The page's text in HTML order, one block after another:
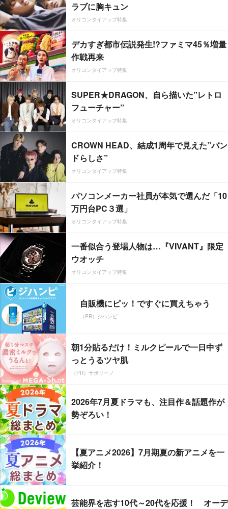
ラブに胸キュン
オリコンタイアップ特集
デカすぎ都市伝説発生!?ファミマ45％増量
作戦再来
オリコンタイアップ特集
SUPER★DRAGON、自ら描いた”レトロ
フューチャー”
オリコンタイアップ特集
CROWN HEAD、結成1周年で見えた”バン
ドらしさ”
オリコンタイアップ特集
パソコンメーカー社員が本気で選んだ「10
万円台PC３選」
オリコンタイアップ特集
一番似合う登場人物は…『VIVANT』限定
ウオッチ
オリコンタイアップ特集
自販機にピッ！ですぐに買えちゃう
（PR）ジハンピ
朝1分貼るだけ！ミルクピールで一日中ず
っとうるツヤ肌
（PR）サボリーノ
2026年7月夏ドラマも、注目作＆話題作が
勢ぞろい！
【夏アニメ2026】7月期夏の新アニメを一
挙紹介！
芸能界を志す10代～20代を応援！ オーデ